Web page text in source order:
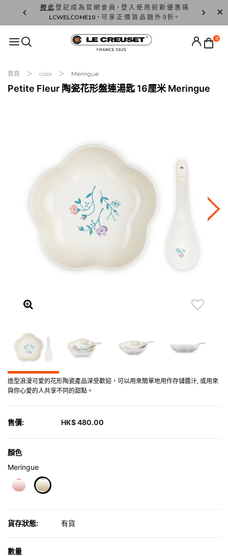
按 此登 記 成 為 官 網 會 員，登 入 使 用 迎 新 優 惠 碼
LCWELCOME10，可 享 正 價 貨 品 額 外 9 折。
香 港 / 澳
0
首頁 color Meringue
Petite Fleur 陶瓷花形盤連湯匙 16厘米 Meringue
造型浪漫可愛的花形陶瓷產品深受歡迎，可以用來簡單地用作存儲醬汁, 或用來
與你心愛的人共享不同的甜點。
售價: HK$ 480.00
顏色
Meringue
貨存狀態: 有貨
數量